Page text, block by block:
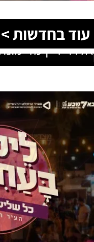
עוד בחדשות >
סוף טרגי
אלדר דיין